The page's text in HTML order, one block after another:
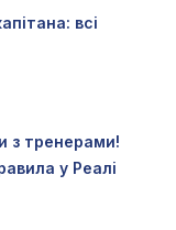
всі
з тренерами!
у Реалі